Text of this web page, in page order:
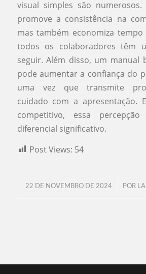
visual simples são
promove a consistência na
mas também economiza
todos os colaboradores têm
seguir. Além disso, um manual
pode aumentar a confiança do
uma vez que transmite
cuidado com a apresentação.
competitivo, essa
diferencial significativo.
Post Views: 54
22 DE NOVEMBRO DE 2024
/ POR